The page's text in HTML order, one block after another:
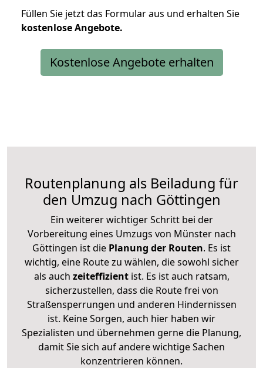
Füllen Sie jetzt das Formular aus und erhalten Sie
kostenloseAngebote.
Kostenlose Angebote erhalten
Routenplanung als Beiladung für
den Umzug nach Göttingen
Ein weiterer wichtiger Schritt bei der
Vorbereitung eines Umzugs von Münster nach
Göttingen ist die Planung der Routen. Es ist
wichtig, eine Route zu wählen, die sowohl sicher
als auch zeiteffizientist. Es ist auch ratsam,
sicherzustellen, dass die Route frei von
Straßensperrungen und anderen Hindernissen
ist. Keine Sorgen, auch hier haben wir
Spezialisten und übernehmen gerne die Planung,
damit Sie sich auf andere wichtige Sachen
konzentrieren können.